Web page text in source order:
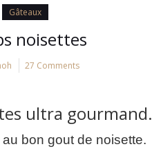
Gâteaux
noisettes
27 Comments
ultra gourmand.
bon gout de noisette.